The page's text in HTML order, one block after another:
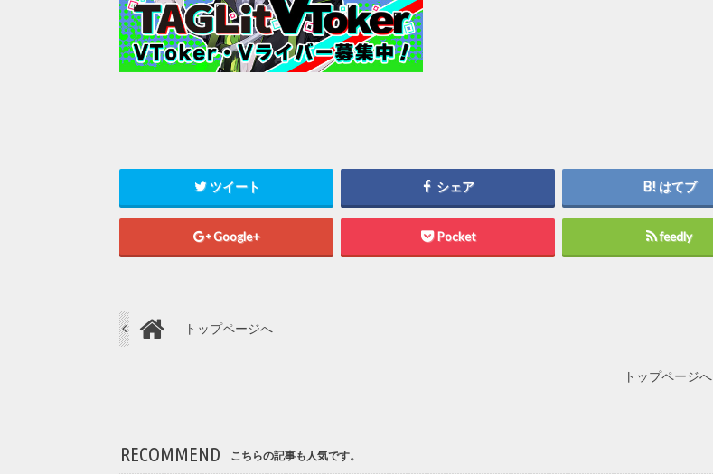
ツイート シェア はてブ
Google+ Pocket feedly
トップページへ
トップページへ
RECOMMEND こちらの記事も人気です。